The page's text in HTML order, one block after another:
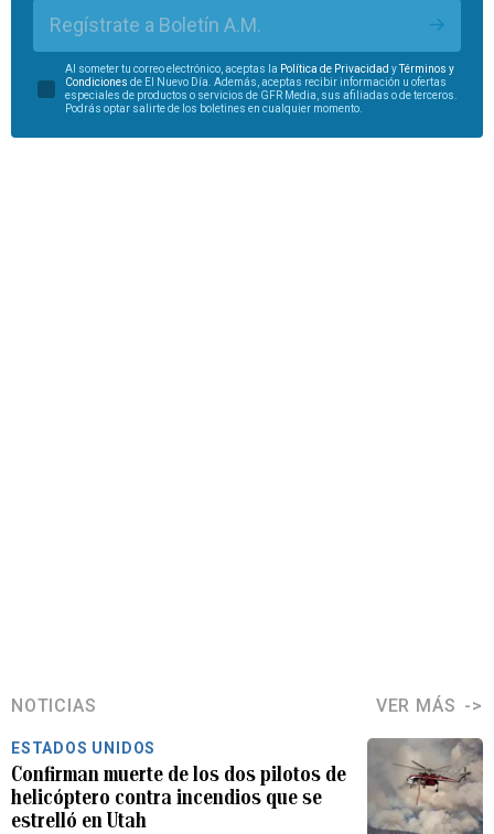
Regístrate a Boletín A.M.
Al someter tu correo electrónico, aceptas la Política de Privacidad yTérminos y
Condiciones de El Nuevo Día. Además, aceptas recibir información u ofertas
especiales de productos o servicios de GFR Media, sus afiliadas o de terceros.
Podrás optar salirte de los boletines en cualquier momento.
NOTICIAS VER MÁS
ESTADOS UNIDOS
Confirman muerte de los dos pilotos de
helicóptero contra incendios que se
estrelló en Utah